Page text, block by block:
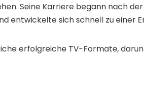
Seine Karriere begann nach
entwickelte sich schnell zu einer
erfolgreiche TV-Formate,